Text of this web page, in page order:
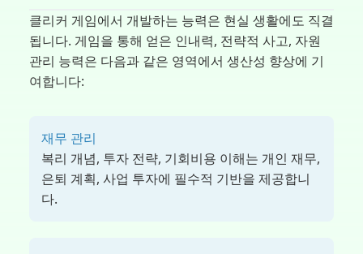
클리커 게임에서 개발하는 능력은 현실 생활에도 직결
됩니다. 게임을 통해 얻은 인내력, 전략적 사고, 자원
관리 능력은 다음과 같은 영역에서 생산성 향상에 기
여합니다:
재무 관리
복리 개념, 투자 전략, 기회비용 이해는 개인 재무,
은퇴 계획, 사업 투자에 필수적 기반을 제공합니
다.